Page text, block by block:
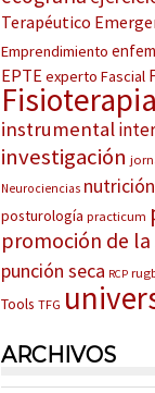
Terapéutico
Emprendimiento
EPTE experto Fascial
Fisioterapia
instrumental
investigación
Neurociencias nutrición
posturología practicum
promoción de la
punción seca RCP
Tools TFG
ARCHIVOS